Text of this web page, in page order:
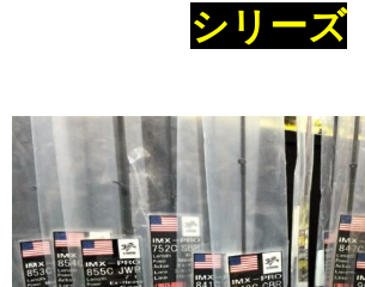
シリーズ